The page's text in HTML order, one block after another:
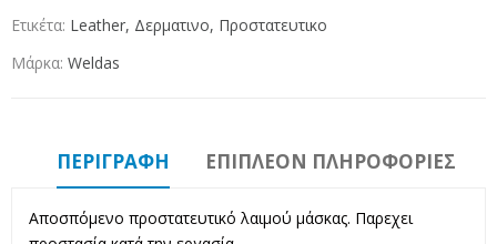
Ετικέτα: Leather, Δερματινο, Προστατευτικο
Μάρκα: Weldas
ΠΕΡΙΓΡΑΦΉ ΕΠΙΠΛΈΟΝ ΠΛΗΡΟΦΟΡΊΕΣ
Αποσπόμενο προστατευτικό λαιμού μάσκας. Παρεχει